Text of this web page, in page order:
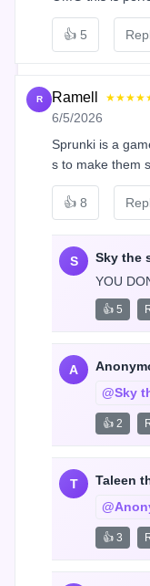
👍 5
R Ramell
6/5/2026
Sprunki is a
s to make them
👍 8
S Sky the
YOU
👍 5
A
@Sky
👍 2
T Taleen
👍 3